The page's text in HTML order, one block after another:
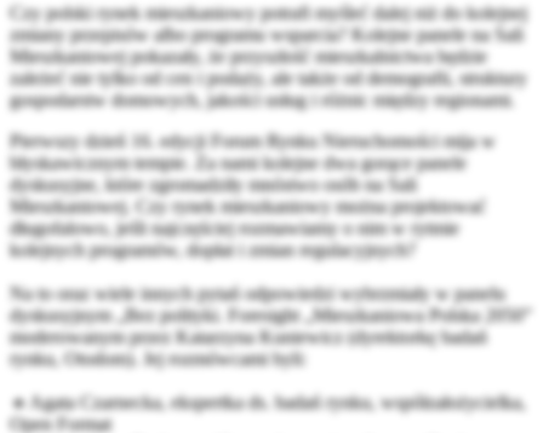
Czy polski rynek mieszkaniowy potrafi myśleć dalej niż do kolejnej
zmiany przepisów albo programu wsparcia? Kolejne panele na Sali
Mieszkaniowej pokazały, że przyszłość mieszkalnictwa będzie
zależeć nie tylko od cen i podaży, ale także od demografii, struktury
gospodarstw domowych, jakości usług i różnic między regionami.
Pierwszy dzień 16. edycji Forum Rynku Nieruchomości mija w
błyskawicznym tempie. Za nami kolejne dwa gorące panele
dyskusyjne, które zgromadziły mnóstwo osób na Sali
Mieszkaniowej. Czy rynek mieszkaniowy można projektować
długofalowo, jeśli najczęściej rozmawiamy o nim w rytmie
kolejnych programów, dopłat i zmian regulacyjnych?
Na to oraz wiele innych pytań odpowiedzi wybrzmiały w panelu
dyskusyjnym „Bez polityki. Foresight „Mieszkaniowa Polska 2050”
moderowanym przez Katarzyna Kuniewicz (dyrektorkę badań
rynku,
Otodom). Jej rozmówcami byli:
🔹Agata Czarnecka, ekspertka ds. badań rynku, współzałożycielka,
Open Format